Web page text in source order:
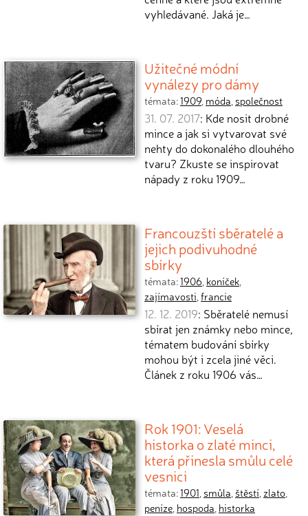
vyhledávané. Jaká je…
Užitečné módní
vynálezy pro dámy
témata:1909, móda, společnost
31. 07. 2017: Kde nosit drobné
mince a jak si vytvarovat své
nehty do dokonalého dlouhého
tvaru? Zkuste se inspirovat
nápady z roku 1909…
Francouzští sběratelé a
jejich podivuhodné
sbírky
témata:1906, koníček,
zajímavosti,francie
12. 12. 2019: Sběratelé nemusí
sbírat jen známky nebo mince,
tématem budování sbírky
mohou být i zcela jiné věci.
Článek z roku 1906 vás…
Rok 1901: Veselá
historka o zlaté minci,
která přinesla smůlu celé
vesnici
témata:1901, smůla, štěstí, zlato,
peníze, hospoda, historka